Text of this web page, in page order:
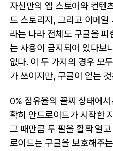
자신만의 앱 스토어와 컨텐
드 스토리지, 그리고 이메일
라는 나라 전체도 구글을 피
는 사용이 금지되어 있다보
없다. 이 두 가지의 경우 모
가 쓰이지만, 구글이 얻는
0% 점유율의 꼴찌 상태에
확히 안드로이드가 시작한
그 때만큼 두 팔을 활짝 열
로이드는 구글을 보호해주